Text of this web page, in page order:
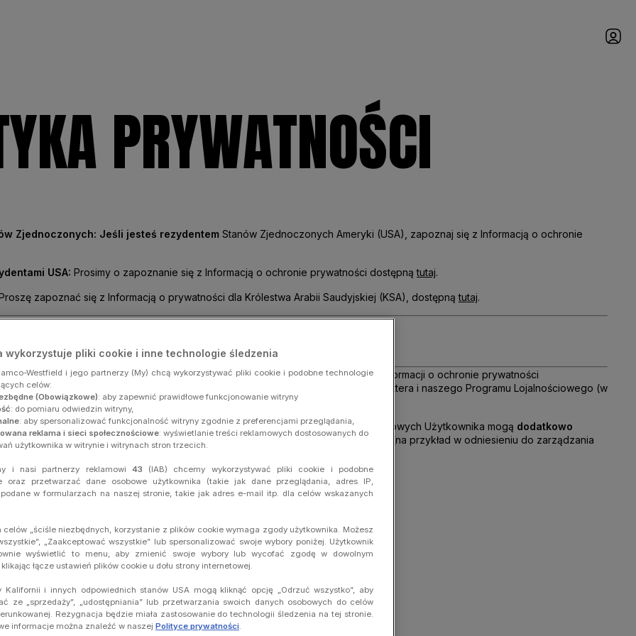
PRYWATNOŚCI
Zjednoczonych: Jeśli jesteś rezydentem Stanów Zjednoczonych Ameryki (USA), zapoznaj się z Informacją o ochronie
USA: Prosimy o zapoznanie się z Informacją o ochronie prywatności dostępnątutaj.
zapoznać się z Informacją o prywatności dla Królestwa Arabii Saudyjskiej (KSA), dostępnątutaj.
to 7 lipca 2026 r.
Administratorzy danych(zgodnie z definicją poniżej)[zwani w niniejszej Informacji o ochronie prywatności
dane osobowe Użytkownika w kontekście dostarczania naszego newslettera i naszego Programu Lojalnościowego (w
Internetowej i w Aplikacji), zwanych łącznie "Usługami ".
Centrum Handlowym i związanego z nimi przetwarzania danych osobowych Użytkownika mogą dodatkowo
zostaną należycie przekazane Użytkownikowi w stosownych przypadkach (na przykład w odniesieniu do zarządzania
Użytkownika
i Wielką Brytanię?
wykorzystuje pliki cookie i inne technologie śledzenia
Westfield i jego partnerzy (My) chcą wykorzystywać pliki cookie i podobne technologie
celów:
(Obowiązkowe): aby zapewnić prawidłowe funkcjonowanie witryny
: do pomiaru odwiedzin witryny,
: aby spersonalizować funkcjonalność witryny zgodnie z preferencjami przeglądania,
reklama i sieci społecznościowe: wyświetlanie treści reklamowych dostosowanych do
użytkownika w witrynie i witrynach stron trzecich.
i nasi partnerzy reklamowi 43 (IAB) chcemy wykorzystywać pliki cookie i podobne
oraz przetwarzać dane osobowe użytkownika (takie jak dane przeglądania, adres IP,
w formularzach na naszej stronie, takie jak adres e-mail itp. dla celów wskazanych
celów „ściśle niezbędnych, korzystanie z plików cookie wymaga zgody użytkownika. Możesz
„Zaakceptować wszystkie” lub spersonalizować swoje wybory poniżej. Użytkownik
wyświetlić to menu, aby zmienić swoje wybory lub wycofać zgodę w dowolnym
łącze ustawień plików cookie u dołu strony internetowej.
Kalifornii i innych odpowiednich stanów USA mogą kliknąć opcję „Odrzuć wszystko”, aby
ze „sprzedaży”, „udostępniania” lub przetwarzania swoich danych osobowych do celów
Rezygnacja będzie miała zastosowanie do technologii śledzenia na tej stronie.
informacje można znaleźć w naszej Polityce prywatności.